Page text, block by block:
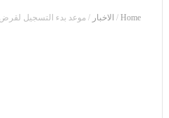
Home
/ الاخبار / موعد بدء التسجيل